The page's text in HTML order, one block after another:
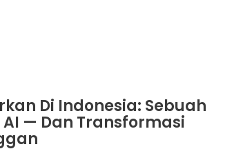
Di Indonesia: Sebuah
— Dan Transformasi